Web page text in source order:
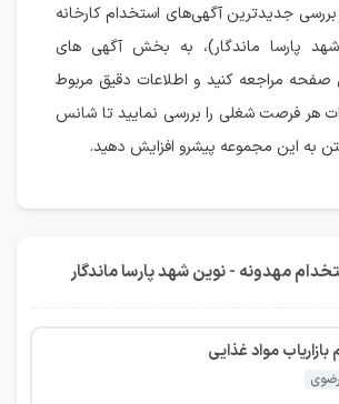
جدیدترین آگهی‌های استخدام کارخانه
پارسا ماندگار)، به بخش آگهی های
مراجعه کنید و اطلاعات دقیق مربوط
هر فرصت شغلی را بررسی نمایید تا شانس
به این مجموعه پیشرو افزایش دهید.
مهدونه - نوین شهد پارسا ماندگار
مواد غذایی